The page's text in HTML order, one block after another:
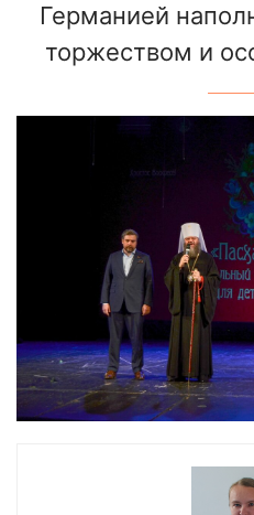
Германией
торжеством и